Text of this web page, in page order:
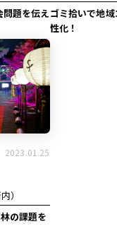
題を伝えゴミ拾いで地
性化！
2023.01.25
）
の課題を